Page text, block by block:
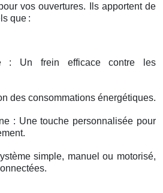
vos ouvertures. Ils apportent de
que :
: Un frein efficace contre les
des consommations énergétiques.
: Une touche personnalisée pour
simple, manuel ou motorisé,